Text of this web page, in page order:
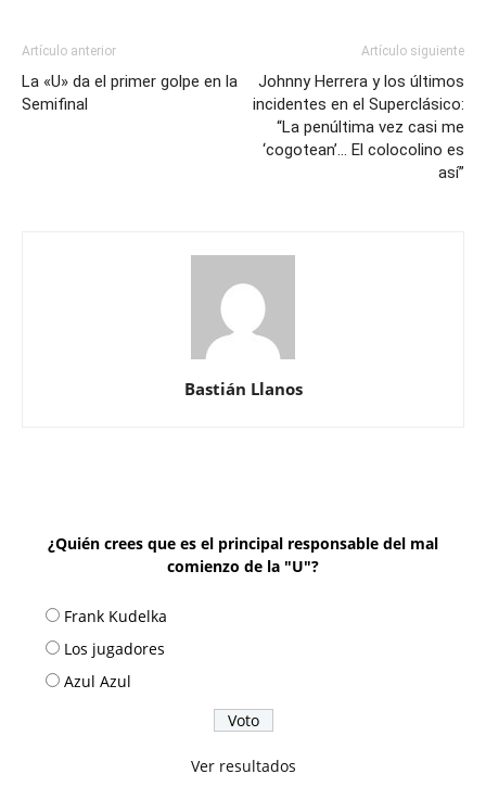
Artículo anterior
La «U» da el primer golpe en la
Semifinal
Artículo siguiente
Johnny Herrera y los últimos
incidentes en el Superclásico:
“La penúltima vez casi me
‘cogotean’… El colocolino es
así”
Bastián Llanos
¿Quién crees que es el principal responsable del mal
comienzo de la "U"?
Frank Kudelka
Los jugadores
Azul Azul
Ver resultados